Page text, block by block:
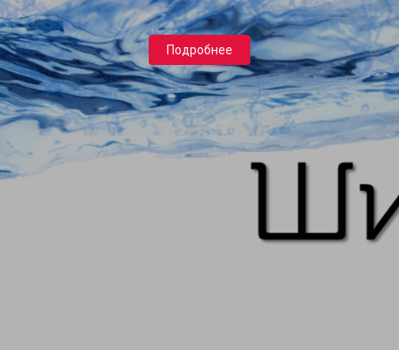
Подробнее